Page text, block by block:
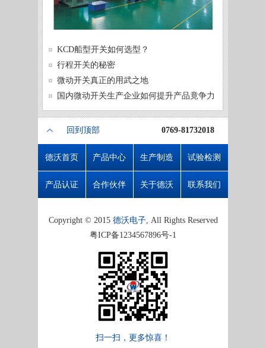
KCD船型开关如何选型？
行程开关的秘密
微动开关真正的用武之地
国内微动开关生产企业如何提升产品竟争力
回到顶部 0769-81732018
德沃首页 产品中心 生产制造 试验检测
产品认证 合作伙伴 关于德沃 联系我们
Copyright © 2015 德沃电子, All Rights Reserved
粤ICP备1234567896号-1
扫一扫，更多惊喜！